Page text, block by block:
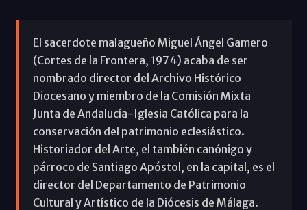
El sacerdote malagueño Miguel Ángel Gamero
(Cortes de la Frontera, 1974) acaba de ser
nombrado director del Archivo Histórico
Diocesano y miembro de la Comisión Mixta
Junta de Andalucía-Iglesia Católica para la
conservación del patrimonio eclesiástico.
Historiador del Arte, el también canónigo y
párroco de Santiago Apóstol, en la capital, es el
director del Departamento de Patrimonio
Cultural y Artístico de la Diócesis de Málaga.